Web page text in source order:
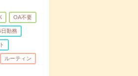
OA不要
日勤務
ルーティン